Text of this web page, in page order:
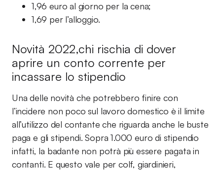
1,96 euro al giorno per la cena;
1,69 per l’alloggio.
Novità 2022,chi rischia di dover
aprire un conto corrente per
incassare lo stipendio
Una delle novità che potrebbero finire con
l’incidere non poco sul lavoro domestico è il limite
all’utilizzo del contante che riguarda anche le buste
paga e gli stipendi. Sopra 1.000 euro di stipendio
infatti, la badante non potrà più essere pagata in
contanti. E questo vale per colf, giardinieri,